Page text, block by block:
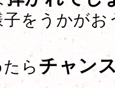
をうかがお
ら チャン